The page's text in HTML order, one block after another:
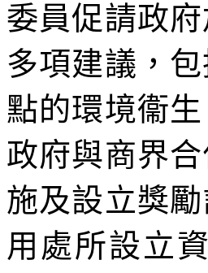
委員促請政
多項建議，
點的環境衞
政府與商界
施及設立獎
用處所設立